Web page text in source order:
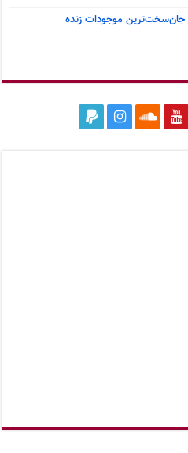
جان‌سخت‌ترین موجودات زنده